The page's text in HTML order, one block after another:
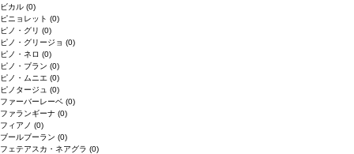
ビカル (0)
ピニョレット (0)
ピノ・グリ (0)
ピノ・グリージョ (0)
ピノ・ネロ (0)
ピノ・ブラン (0)
ピノ・ムニエ (0)
ピノタージュ (0)
ファーバーレーベ (0)
ファランギーナ (0)
フィアノ (0)
ブールブーラン (0)
フェテアスカ・ネアグラ (0)